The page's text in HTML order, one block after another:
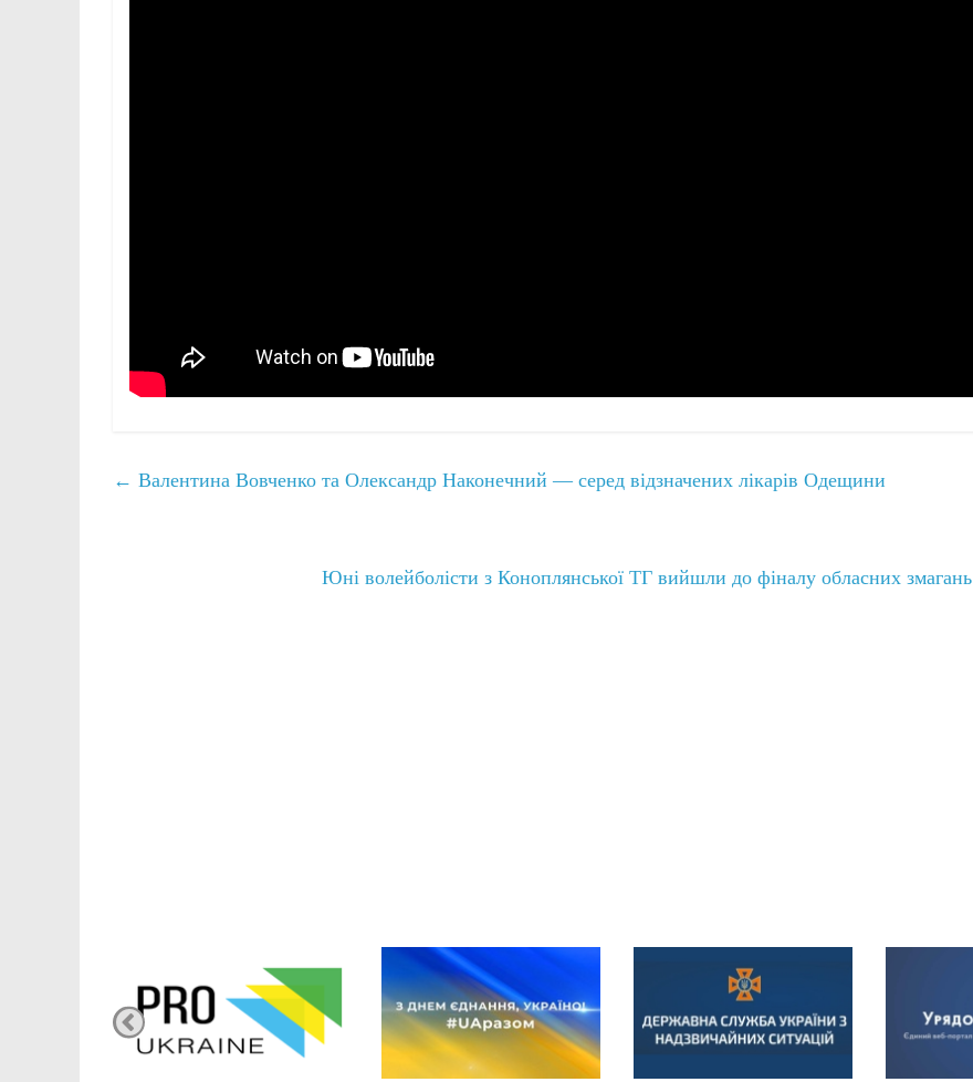
← Валентина Вовченко та Олександр Наконечний — серед відзначених лікарів Одещини
Юні волейболісти з Коноплянської ТГ вийшли до фіналу обласних змагань